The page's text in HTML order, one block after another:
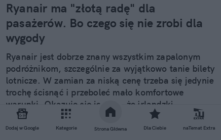
Dodaj w Google Kategorie Strona Główna Dla Ciebie naTemat Extra
Ryanair ma "złotą radę" dla
pasażerów. Bo czego się nie zrobi dla
wygody
Ryanair jest dobrze znany wszystkim zapalonym
podróżnikom, szczególnie za wyjątkowo tanie bilety
lotnicze. W zamian za niską cenę trzeba się jedynie
trochę ścisnąć i przeboleć mało komfortowe
warunki. Okazuje się jednak, że irlandzki
przewoźnik ma dla swoich pasażerów dość
osobliwą radę, dotyczącą miejsc dla wygody.